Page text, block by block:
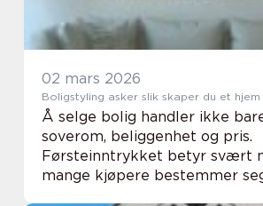
02 mars 2026
Boligstyling asker slik skaper du
Å selge bolig handler ikke
soverom, beliggenhet og pris.
Førsteinntrykket betyr svært
mange kjøpere bestemmer